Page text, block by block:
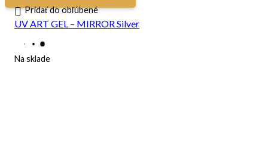
Pridať do obľúbené
UV ART GEL – MIRROR Silver
Na sklade